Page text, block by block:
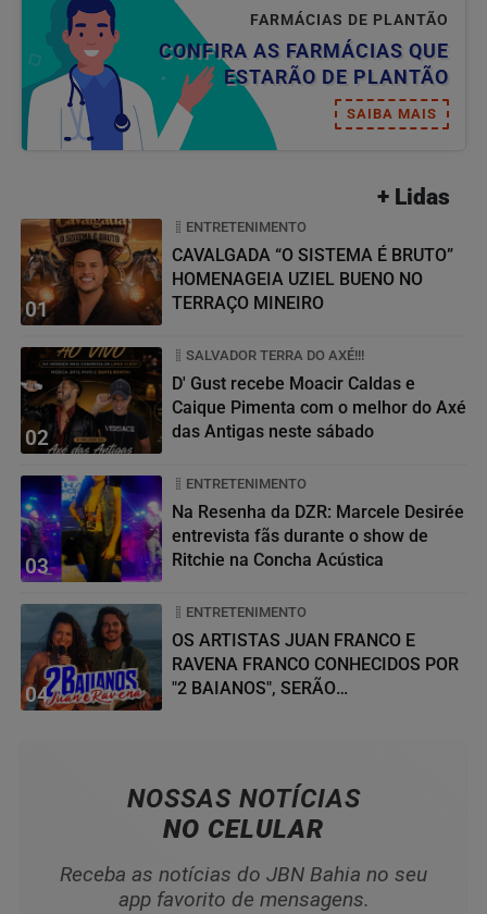
FARMÁCIAS DE PLANTÃO
CONFIRA AS FARMÁCIAS QUE
ESTARÃO DE PLANTÃO
SAIBA MAIS
+ Lidas
01
ENTRETENIMENTO
CAVALGADA “O SISTEMA É BRUTO”
HOMENAGEIA UZIEL BUENO NO
TERRAÇO MINEIRO
02
SALVADOR TERRA DO AXÉ!!!
D' Gust recebe Moacir Caldas e
Caique Pimenta com o melhor do Axé
das Antigas neste sábado
03
ENTRETENIMENTO
Na Resenha da DZR: Marcele Desirée
entrevista fãs durante o show de
Ritchie na Concha Acústica
04
ENTRETENIMENTO
OS ARTISTAS JUAN FRANCO E
RAVENA FRANCO CONHECIDOS POR
"2 BAIANOS", SERÃO
NOSSAS NOTÍCIAS
NO CELULAR
Receba as notícias do JBN Bahia no seu
app favorito de mensagens.